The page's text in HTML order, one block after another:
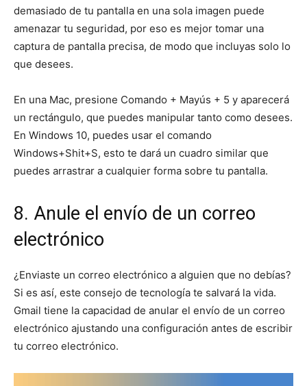
demasiado de tu pantalla en una sola imagen puede
amenazar tu seguridad, por eso es mejor tomar una
captura de pantalla precisa, de modo que incluyas solo lo
que desees.
En una Mac, presione Comando + Mayús + 5 y aparecerá
un rectángulo, que puedes manipular tanto como desees.
En Windows 10, puedes usar el comando
Windows+Shit+S, esto te dará un cuadro similar que
puedes arrastrar a cualquier forma sobre tu pantalla.
8. Anule el envío de un correo
electrónico
¿Enviaste un correo electrónico a alguien que no debías?
Si es así, este consejo de tecnología te salvará la vida.
Gmail tiene la capacidad de anular el envío de un correo
electrónico ajustando una configuración antes de escribir
tu correo electrónico.